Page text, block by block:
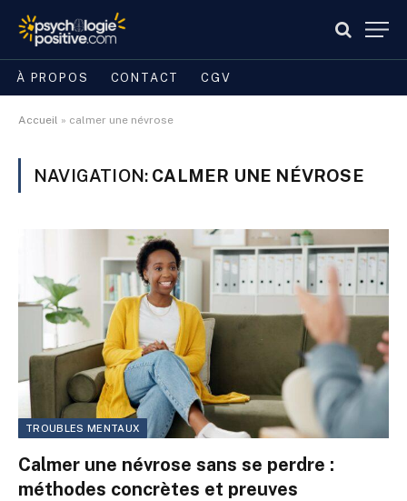
À PROPOS CONTACT CGV
Accueil » calmer une névrose
NAVIGATION: CALMER UNE NÉVROSE
TROUBLES MENTAUX
Calmer une névrose sans se perdre :
méthodes concrètes et preuves